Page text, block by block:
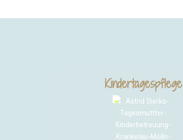
Kindertagespflege